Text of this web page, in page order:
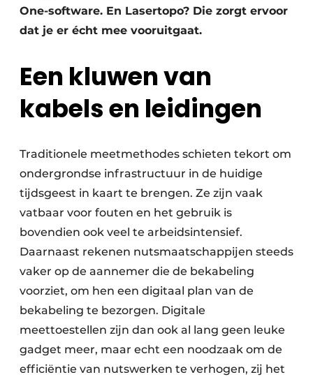
One-software. En Lasertopo? Die zorgt ervoor
dat je er écht mee vooruitgaat.
Een kluwen van
kabels en leidingen
Traditionele meetmethodes schieten tekort om
ondergrondse infrastructuur in de huidige
tijdsgeest in kaart te brengen. Ze zijn vaak
vatbaar voor fouten en het gebruik is
bovendien ook veel te arbeidsintensief.
Daarnaast rekenen nutsmaatschappijen steeds
vaker op de aannemer die de bekabeling
voorziet, om hen een digitaal plan van de
bekabeling te bezorgen. Digitale
meettoestellen zijn dan ook al lang geen leuke
gadget meer, maar echt een noodzaak om de
efficiëntie van nutswerken te verhogen, zij het